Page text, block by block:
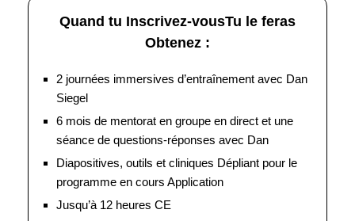
Quand tu Inscrivez-vousTu le feras
Obtenez :
2 journées immersives d’entraînement avec Dan
Siegel
6 mois de mentorat en groupe en direct et une
séance de questions-réponses avec Dan
Diapositives, outils et cliniques Dépliant pour le
programme en cours Application
Jusqu’à 12 heures CE